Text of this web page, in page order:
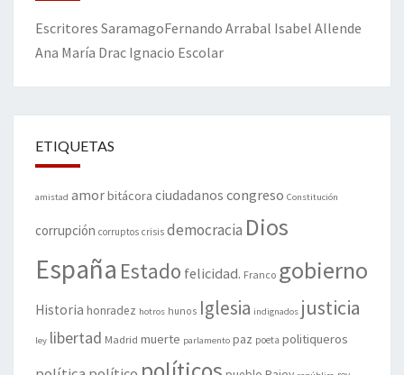
Escritores SaramagoFernando Arrabal Isabel Allende
Ana María Drac Ignacio Escolar
ETIQUETAS
amistad amorbitácora ciudadanos congreso Constitución
corrupción corruptos crisis democracia Dios
España Estado felicidad. Franco gobierno
Historia honradez hotros hunos Iglesia indignados justicia
ley libertad Madrid muerte parlamento paz poeta politiqueros